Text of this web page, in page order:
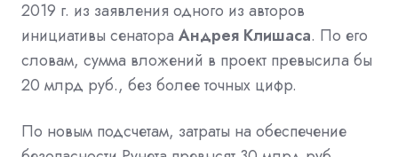
2019 г. из заявления одного из авторов
инициативы сенатора Андрея Клишаса. По его
словам, сумма вложений в проект превысила бы
20 млрд руб., без более точных цифр.
По новым подсчетам, затраты на обеспечение